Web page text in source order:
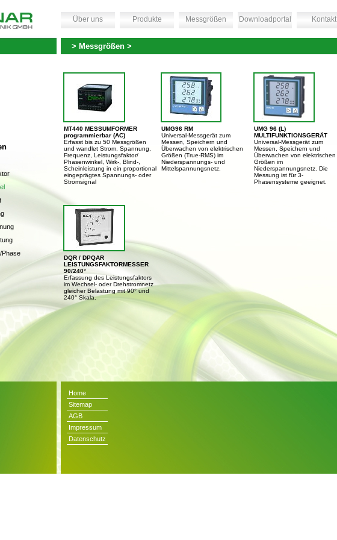
> Messgrößen >
Über uns Produkte Messgrößen Downloadportal Kontakt
Phase
MT440 MESSUMFORMER
programmierbar (AC)
Erfasst bis zu 50 Messgrößen
und wandlet Strom, Spannung,
Frequenz, Leistungsfaktor/
Phasenwinkel, Wirk-, Blind-,
Scheinleistung in ein proportional
eingeprägtes Spannungs- oder
Stromsignal
UMG96 RM
Universal-Messgerät zum
Messen, Speichern und
Überwachen von elektrischen
Größen (True-RMS) im
Niederspannungs- und
Mittelspannungsnetz.
UMG 96 (L)
MULTIFUNKTIONSGERÄT
Universal-Messgerät zum
Messen, Speichern und
Überwachen von elektrischen
Größen im
Niederspannungsnetz. Die
Messung ist für 3-
Phasensysteme geeignet.
DQR / DPQAR
LEISTUNGSFAKTORMESSER
90/240°
Erfassung des Leistungsfaktors
im Wechsel- oder Drehstromnetz
gleicher Belastung mit 90° und
240° Skala.
Home
Sitemap
AGB
Impressum
Datenschutz